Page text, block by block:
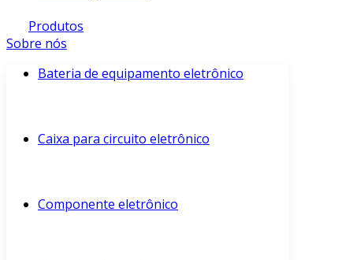
Produtos
Sobre nós
Bateria de equipamento eletrônico
Caixa para circuito eletrônico
Componente eletrônico